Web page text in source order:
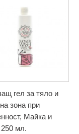
гел за тяло и
зона при
Майка и
мл.